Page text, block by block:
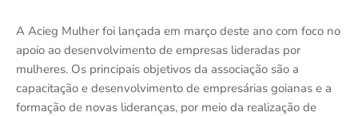
A Acieg Mulher foi lançada em março deste ano com foco no
apoio ao desenvolvimento de empresas lideradas por
mulheres. Os principais objetivos da associação são a
capacitação e desenvolvimento de empresárias goianas e a
formação de novas lideranças, por meio da realização de